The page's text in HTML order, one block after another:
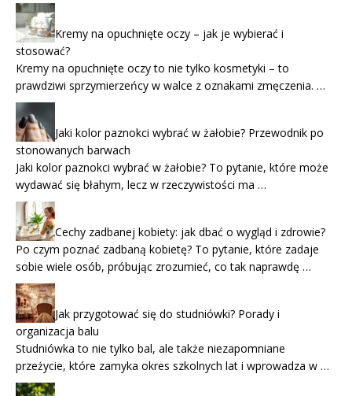
Kremy na opuchnięte oczy – jak je wybierać i
stosować?
Kremy na opuchnięte oczy to nie tylko kosmetyki – to
prawdziwi sprzymierzeńcy w walce z oznakami zmęczenia. …
Jaki kolor paznokci wybrać w żałobie? Przewodnik po
stonowanych barwach
Jaki kolor paznokci wybrać w żałobie? To pytanie, które może
wydawać się błahym, lecz w rzeczywistości ma …
Cechy zadbanej kobiety: jak dbać o wygląd i zdrowie?
Po czym poznać zadbaną kobietę? To pytanie, które zadaje
sobie wiele osób, próbując zrozumieć, co tak naprawdę …
Jak przygotować się do studniówki? Porady i
organizacja balu
Studniówka to nie tylko bal, ale także niezapomniane
przeżycie, które zamyka okres szkolnych lat i wprowadza w …